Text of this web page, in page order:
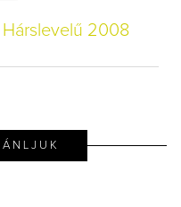
Hárslevelű 2008